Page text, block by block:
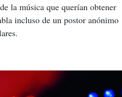
la música que querían obtener
incluso de un postor anónimo